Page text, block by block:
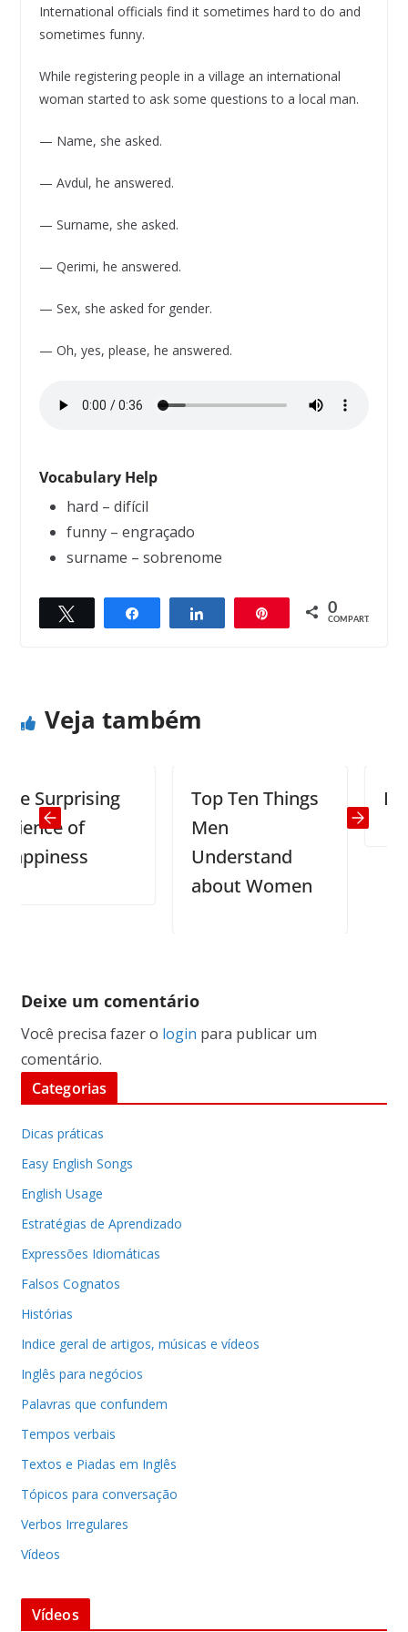
International officials find it sometimes hard to do and
sometimes funny.
While registering people in a village an international
woman started to ask some questions to a local man.
— Name, she asked.
— Avdul, he answered.
— Surname, she asked.
— Qerimi, he answered.
— Sex, she asked for gender.
— Oh, yes, please, he answered.
Vocabulary Help
hard – difícil
funny – engraçado
surname – sobrenome
Compartilhar Compartilhar 0
COMPART.
← Previous
Next →
Veja também
of
Top Ten Things
Men
Understand
about Women
Deixe um comentário
Você precisa fazer o login para publicar um
comentário.
Categorias
Dicas práticas
Easy English Songs
English Usage
Estratégias de Aprendizado
Expressões Idiomáticas
Falsos Cognatos
Histórias
Indice geral de artigos, músicas e vídeos
Inglês para negócios
Palavras que confundem
Tempos verbais
Textos e Piadas em Inglês
Tópicos para conversação
Verbos Irregulares
Vídeos
Vídeos